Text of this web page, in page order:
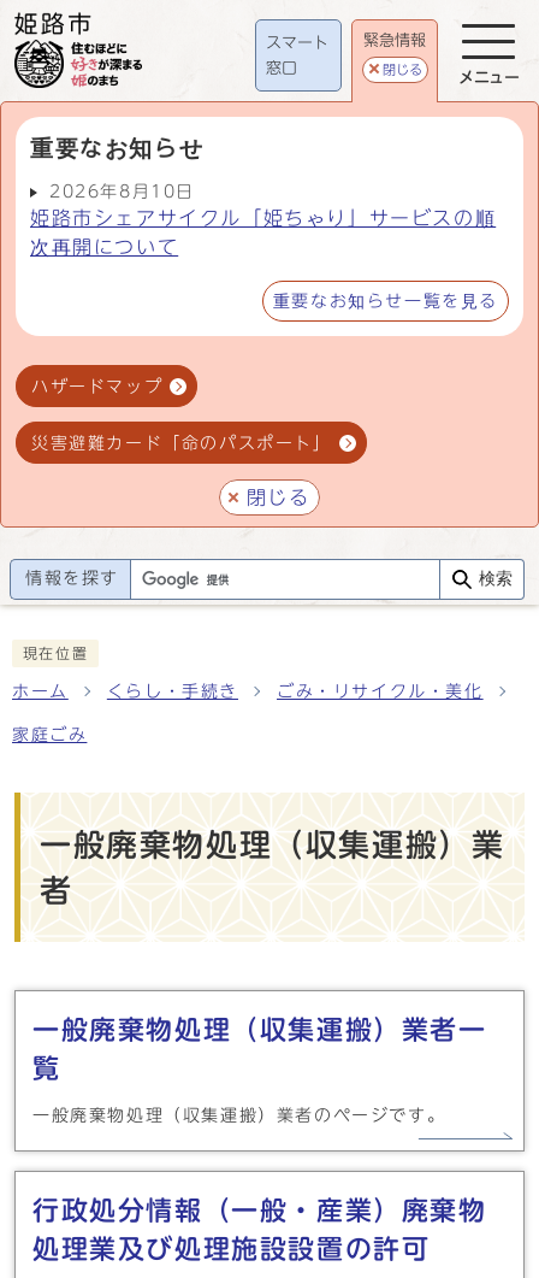
スマート
窓口
緊急情報
閉じる
重要なお知らせ
2026年8月10日
姫路市シェアサイクル「姫ちゃり」サービスの順
次再開について
重要なお知らせ一覧を見る
ハザードマップ
災害避難カード「命のパスポート」
閉じる
メニュー
情報を探す 検索
現在位置
ホーム くらし・手続き ごみ・リサイクル・美化
家庭ごみ
一般廃棄物処理（収集運搬）業
者
メインメニュー
一般廃棄物処理（収集運搬）業者一
覧
一般廃棄物処理（収集運搬）業者のページです。
行政処分情報（一般・産業）廃棄物
処理業及び処理施設設置の許可